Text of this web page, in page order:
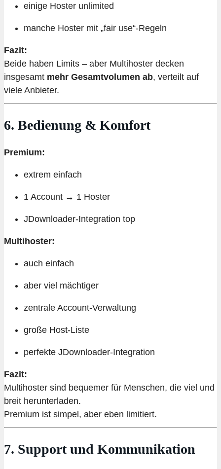
einige Hoster unlimited
manche Hoster mit „fair use“-Regeln
Fazit:
Beide haben Limits – aber Multihoster decken
insgesamt mehr Gesamtvolumen ab, verteilt auf
viele Anbieter.
6. Bedienung & Komfort
Premium:
extrem einfach
1 Account → 1 Hoster
JDownloader-Integration top
Multihoster:
auch einfach
aber viel mächtiger
zentrale Account-Verwaltung
große Host-Liste
perfekte JDownloader-Integration
Fazit:
Multihoster sind bequemer für Menschen, die viel und
breit herunterladen.
Premium ist simpel, aber eben limitiert.
7. Support und Kommunikation